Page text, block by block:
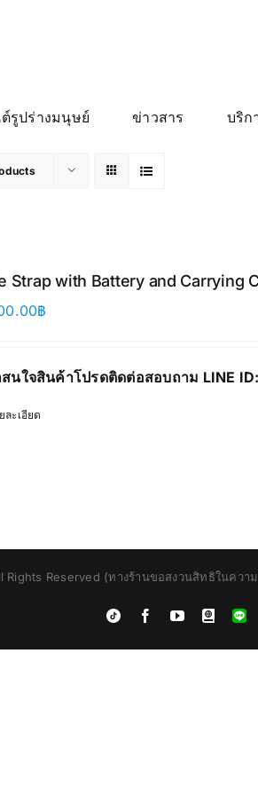
รูปร่างมนุษย์ ข่าวสาร บริก
Strap with Battery and Carrying
฿
นใจสินค้าโปรดติดต่อสอบถาม LINE ID:
ละเอียด
Reserved (ทางร้านขอสงวนสิทธิในคว
Tiktok FacebookYouTubeBlogger